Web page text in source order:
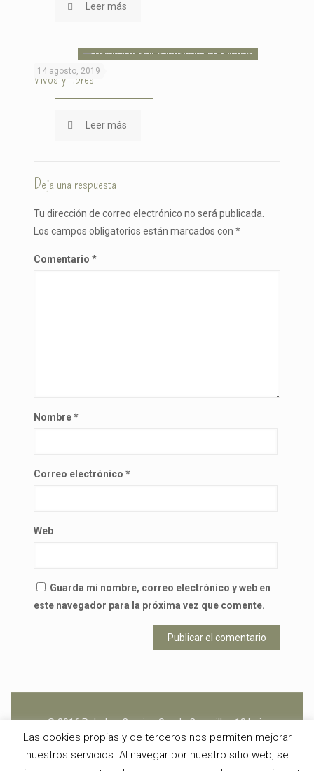
Leer más
14 agosto, 2019
Vivos y libres
Leer más
Deja una respuesta
Tu dirección de correo electrónico no será publicada.
Los campos obligatorios están marcados con *
Comentario *
Nombre*
Correo electrónico *
Web
Guarda mi nombre, correo electrónico y web en
este navegador para la próxima vez que comente.
© 2016 Peludos. Camino Senda Coronillas 18 bajo
26370 - Navarrete (La Rioja) -buzon@peludos.net - 666
450 601 -Aviso Legaly Política de Cookies
Las cookies propias y de terceros nos permiten mejorar
nuestros servicios. Al navegar por nuestro sitio web, se